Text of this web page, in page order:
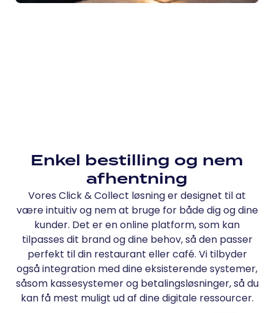
Enkel bestilling og nem
afhentning
Vores Click & Collect løsning er designet til at
være intuitiv og nem at bruge for både dig og dine
kunder. Det er en online platform, som kan
tilpasses dit brand og dine behov, så den passer
perfekt til din restaurant eller café. Vi tilbyder
også integration med dine eksisterende systemer,
såsom kassesystemer og betalingsløsninger, så du
kan få mest muligt ud af dine digitale ressourcer.